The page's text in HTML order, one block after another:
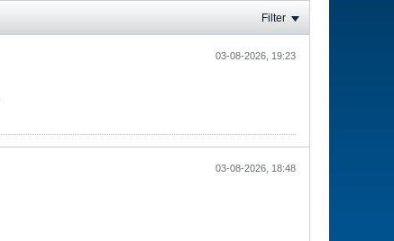
Filter
03-08-2026, 19:23
03-08-2026, 18:48